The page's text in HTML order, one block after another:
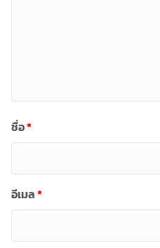
ชื่อ*
อีเมล*